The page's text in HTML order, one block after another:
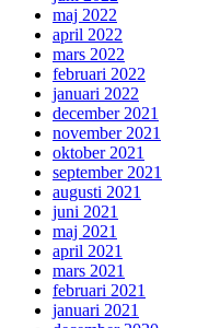
maj 2022
april 2022
mars 2022
februari 2022
januari 2022
december 2021
november 2021
oktober 2021
september 2021
augusti 2021
juni 2021
maj 2021
april 2021
mars 2021
februari 2021
januari 2021